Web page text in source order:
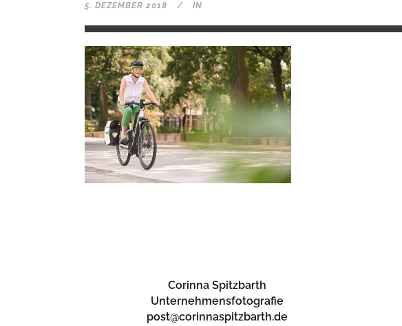
5. DEZEMBER 2018 IN
Corinna Spitzbarth
Unternehmensfotografie
post@corinnaspitzbarth.de